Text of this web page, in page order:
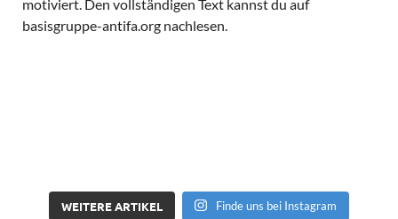
WEITERE ARTIKEL Finde uns bei Instagram